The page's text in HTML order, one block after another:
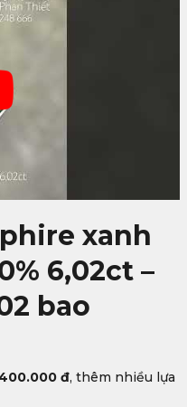
xanh
6,02ct –
bao
đ, thêm nhiều lựa